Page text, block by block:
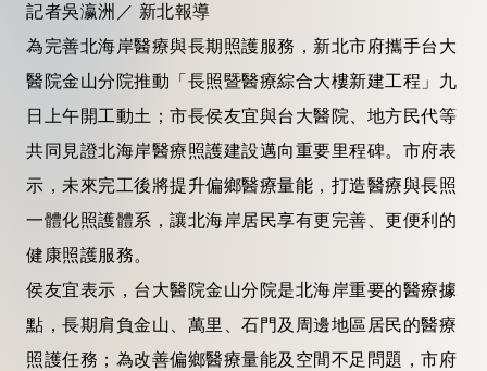
記者吳瀛洲／ 新北報導
為完善北海岸醫療與長期照護服務，新北市府攜手台大
醫院金山分院推動「長照暨醫療綜合大樓新建工程」九
日上午開工動土；市長侯友宜與台大醫院、地方民代等
共同見證北海岸醫療照護建設邁向重要里程碑。市府表
示，未來完工後將提升偏鄉醫療量能，打造醫療與長照
一體化照護體系，讓北海岸居民享有更完善、更便利的
健康照護服務。
侯友宜表示，台大醫院金山分院是北海岸重要的醫療據
點，長期肩負金山、萬里、石門及周邊地區居民的醫療
照護任務；為改善偏鄉醫療量能及空間不足問題，市府